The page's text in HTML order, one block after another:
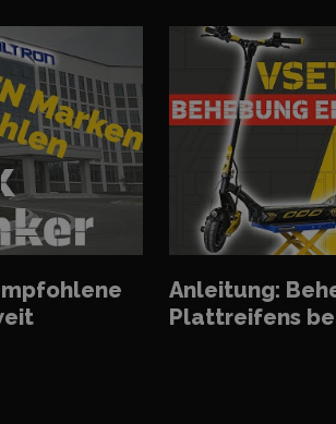
Anleitung:
Plattreifens